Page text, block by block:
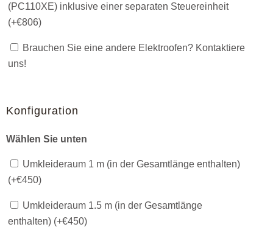
(PC110XE) inklusive einer separaten Steuereinheit
(+€806)
Brauchen Sie eine andere Elektroofen? Kontaktiere
uns!
Konfiguration
Wählen Sie unten
Umkleideraum 1 m (in der Gesamtlänge enthalten)
(+€450)
Umkleideraum 1.5 m (in der Gesamtlänge
enthalten) (+€450)